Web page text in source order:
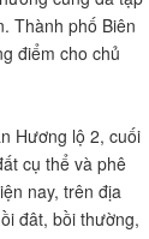
Thành phố Biên
điểm cho chủ
Hương lộ 2, cuối
cụ thể và phê
nay, trên địa
đât, bồi thường,